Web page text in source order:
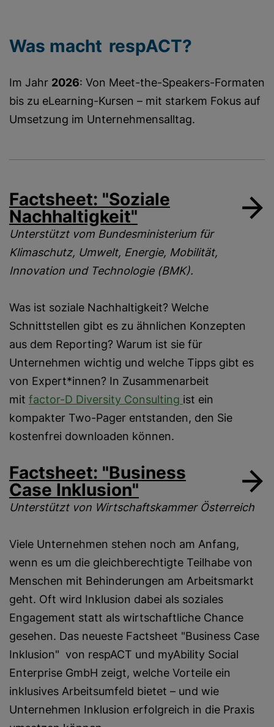
Was macht respACT?
Im Jahr 2026: Von Meet-the-Speakers-Formaten
bis zu eLearning-Kursen – mit starkem Fokus auf
Umsetzung im Unternehmensalltag.
Factsheet: "Soziale
Nachhaltigkeit"
Unterstützt vom Bundesministerium für
Klimaschutz, Umwelt, Energie, Mobilität,
Innovation und Technologie (BMK).
Was ist soziale Nachhaltigkeit? Welche
Schnittstellen gibt es zu ähnlichen Konzepten
aus dem Reporting? Warum ist sie für
Unternehmen wichtig und welche Tipps gibt es
von Expert*innen? In Zusammenarbeit
mit factor-D Diversity Consulting ist ein
kompakter Two-Pager entstanden, den Sie
kostenfrei downloaden können.
Factsheet: "Business
Case Inklusion"
Unterstützt von Wirtschaftskammer Österreich
Viele Unternehmen stehen noch am Anfang,
wenn es um die gleichberechtigte Teilhabe von
Menschen mit Behinderungen am Arbeitsmarkt
geht. Oft wird Inklusion dabei als soziales
Engagement statt als wirtschaftliche Chance
gesehen. Das neueste Factsheet "Business Case
Inklusion" von respACT und myAbility Social
Enterprise GmbH zeigt, welche Vorteile ein
inklusives Arbeitsumfeld bietet – und wie
Unternehmen Inklusion erfolgreich in die Praxis